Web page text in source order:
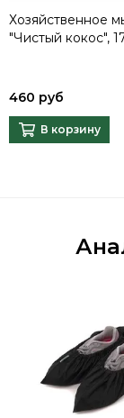
Хозяйственное
"Чистый кокос",
460 руб
В корзину